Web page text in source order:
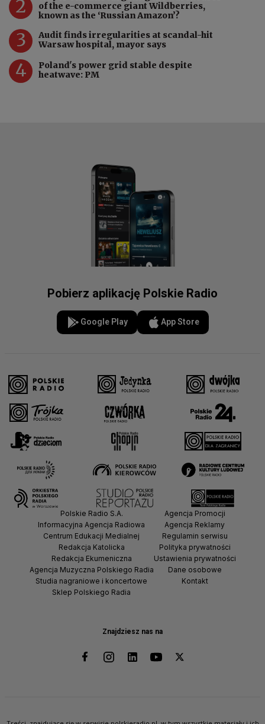
2
of the e-commerce giant Wildberries,
known as the ‘Russian Amazon’?
3
Audit finds irregularities at scandal-hit
Warsaw hospital, mayor says
4
Poland's power grid stable despite
heatwave: PM
Pobierz aplikację Polskie Radio
Google Play App Store
Znajdziesz nas na
Polskie Radio S.A.
Informacyjna Agencja Radiowa
Centrum Edukacji Medialnej
Redakcja Katolicka
Redakcja Ekumeniczna
Agencja Muzyczna Polskiego Radia
Studia nagraniowe i koncertowe
Sklep Polskiego Radia
Agencja Promocji
Agencja Reklamy
Regulamin serwisu
Polityka prywatności
Ustawienia prywatności
Dane osobowe
Kontakt